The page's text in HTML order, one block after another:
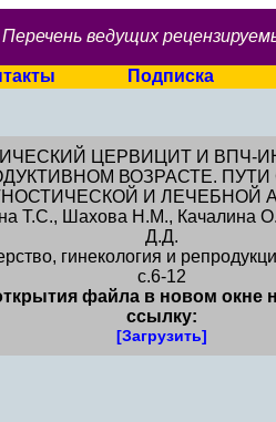
ведущих
Подписка
ЦЕРВИЦИТ И ВПЧ-
ВОЗРАСТЕ.
И ЛЕЧЕБНОЙ
Т.С., Шахова Н.М., Качалина
Д.Д.
гинекология и
c.6-12
файла в новом окне
ссылку:
[Загрузить]